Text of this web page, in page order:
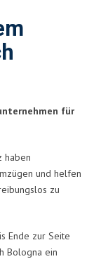
für
haben
und helfen
zu
Ende zur Seite
Bologna ein